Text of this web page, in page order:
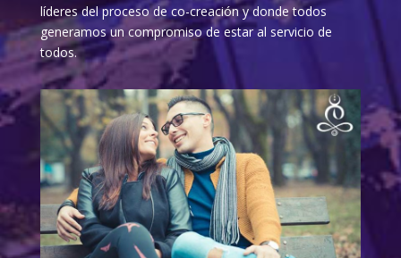
líderes del proceso de co-creación y donde todos
generamos un compromiso de estar al servicio de
todos.